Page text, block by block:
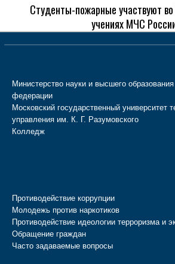
Студенты-пожарные участвуют
учениях МЧС
Министерство науки и высшего
федерации
Московский государственный университет
управления им. К. Г. Разумовского
Колледж
Противодействие коррупции
Молодежь против наркотиков
Противодействие идеологии терроризма и
Обращение граждан
Часто задаваемые вопросы